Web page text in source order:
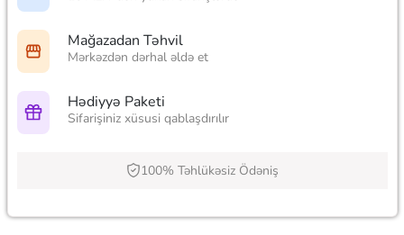
Mağazadan Təhvil
Mərkəzdən dərhal əldə et
Hədiyyə Paketi
Sifarişiniz xüsusi qablaşdırılır
100% Təhlükəsiz Ödəniş